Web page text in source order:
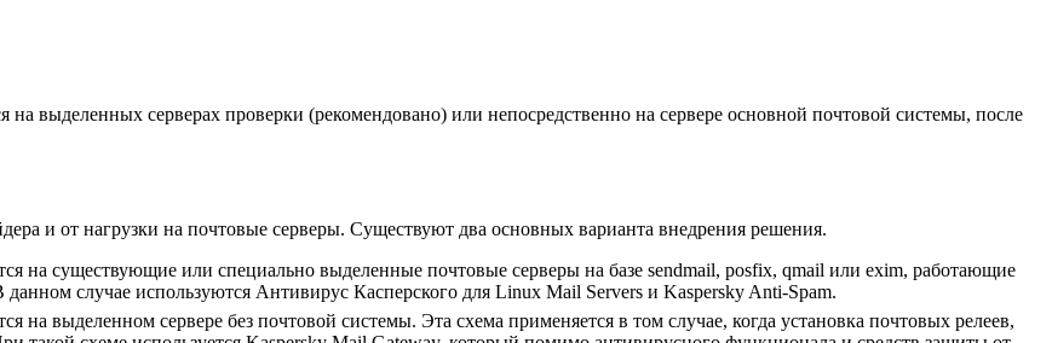
выделенных серверах проверки (рекомендовано) или непосредственно на сервере основной почтовой системы, после
и от нагрузки на почтовые серверы. Существуют два основных варианта внедрения решения.
на существующие или специально выделенные почтовые серверы на базе sendmail, posfix, qmail или exim, работающие
случае используются Антивирус Касперского для Linux Mail Servers и Kaspersky Anti-Spam.
выделенном сервере без почтовой системы. Эта схема применяется в том случае, когда установка почтовых релеев,